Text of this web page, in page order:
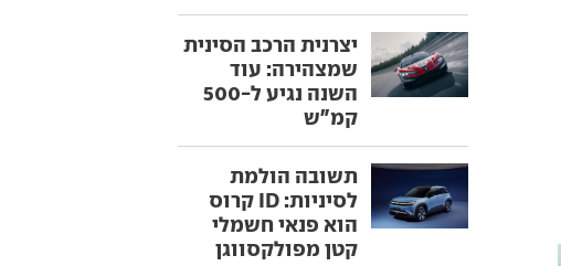
יצרנית הרכב הסינית
שמצהירה: עוד
השנה נגיע ל-500
קמ"ש
תשובה הולמת
לסיניות: ID קרוס
הוא פנאי חשמלי
קטן מפולקסווגן